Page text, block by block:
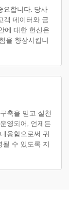
요합니다. 당사
객 데이터와 금
에 대한 헌신은
을 향상시킵니
축을 믿고 실천
영되어, 언제든
응함으로써 귀
수 있도록 지